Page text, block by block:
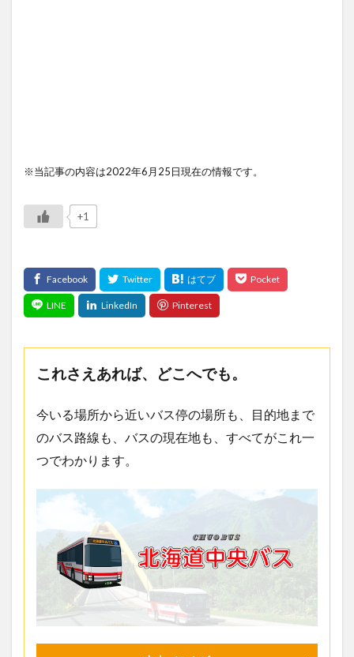
※当記事の内容は2022年6月25日現在の情報です。
+1
これさえあれば、どこへでも。
今いる場所から近いバス停の場所も、目的地まで
のバス路線も、バスの現在地も、すべてがこれ一
つでわかります。